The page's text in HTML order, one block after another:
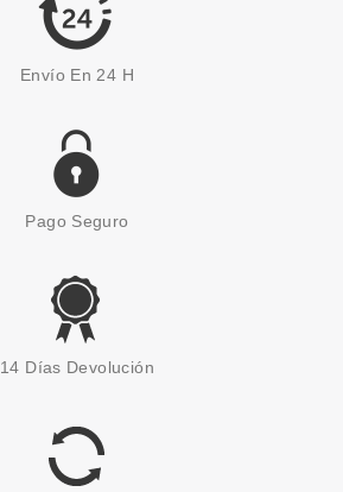
OPI
DE UÑAS J51 15ML
6.50€
Envío En 24 H
Pago Seguro
14 Días Devolución